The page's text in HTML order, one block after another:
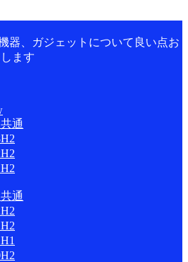
器、ガジェットについて良い点お
ます
通
通